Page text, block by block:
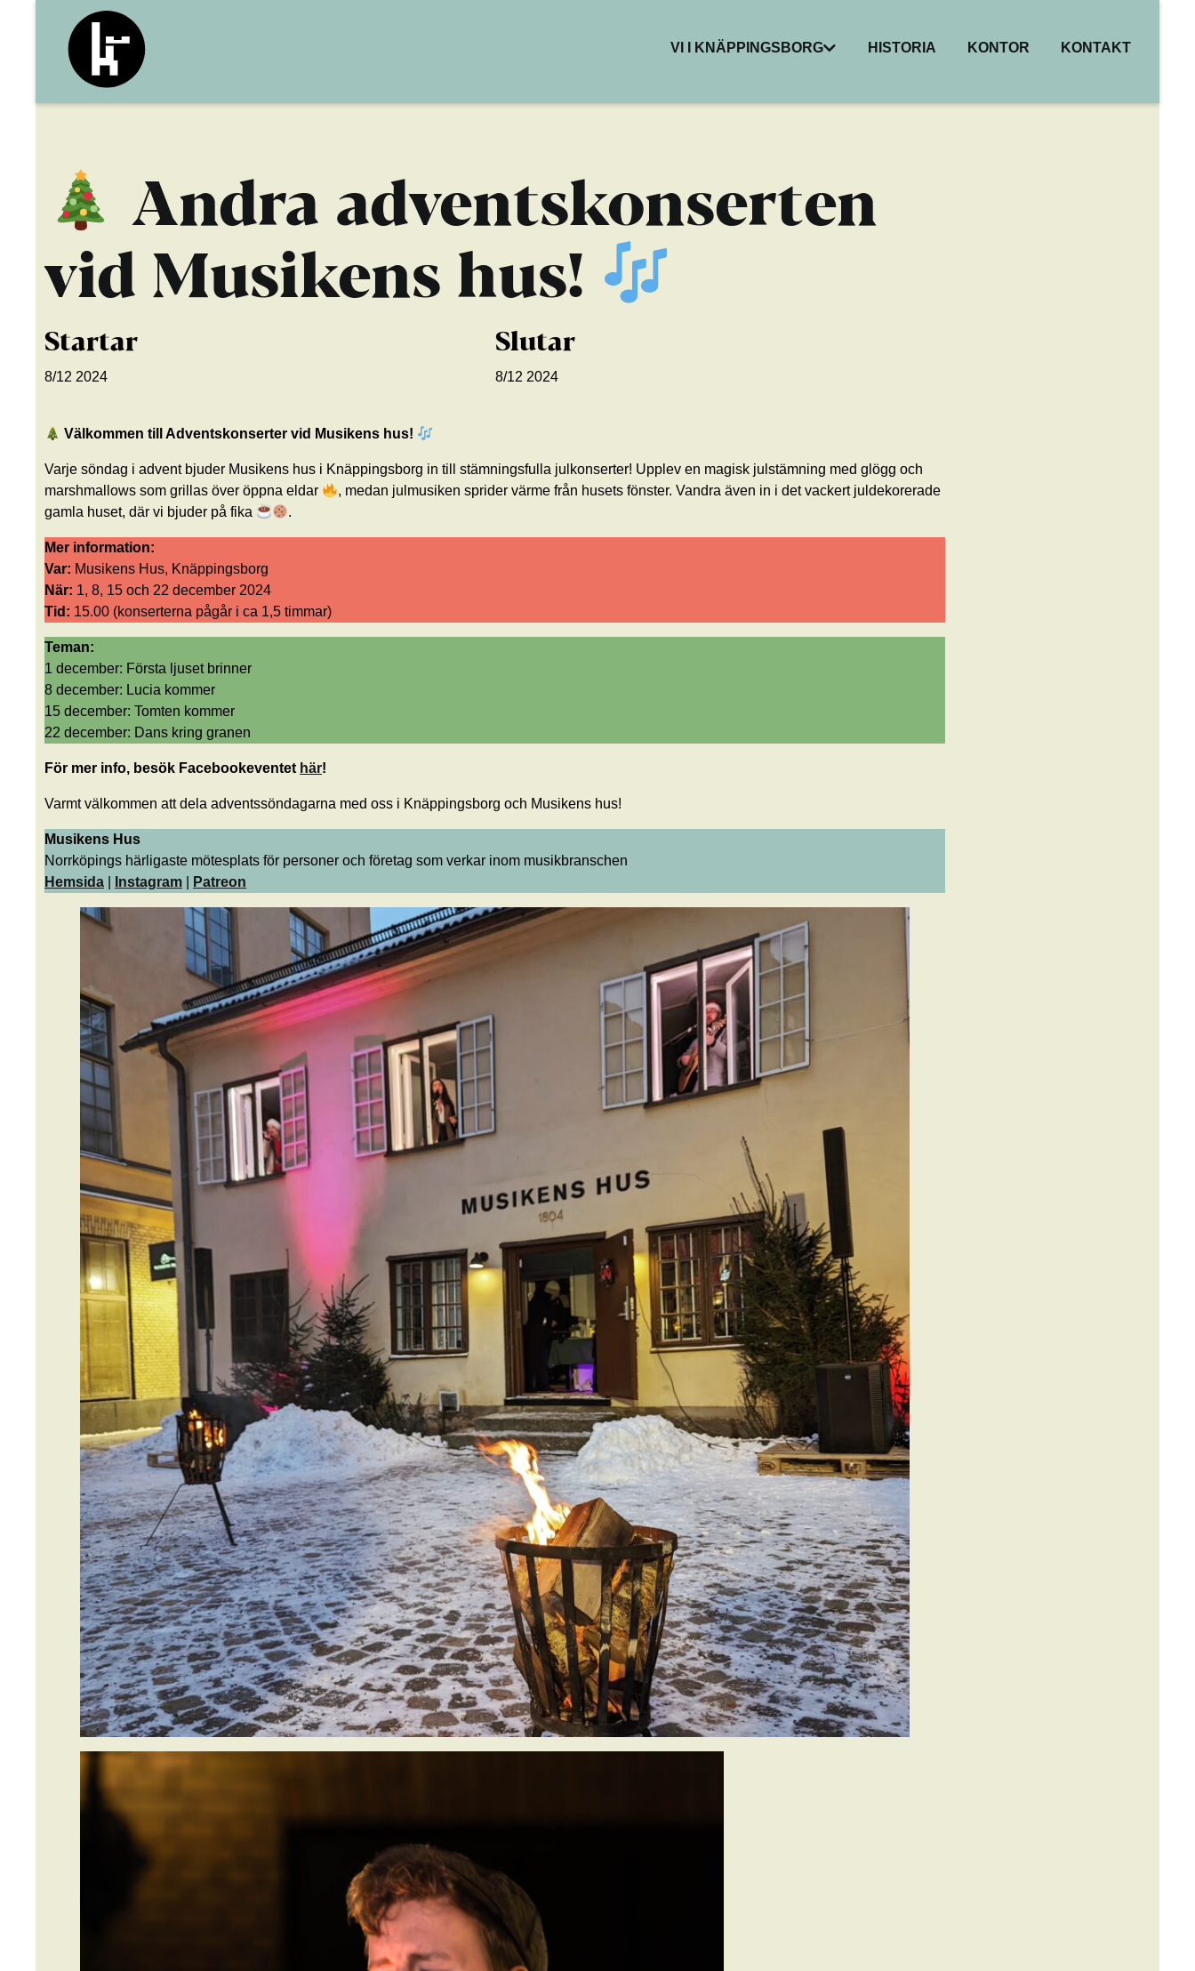
VI I KNÄPPINGSBORG
RESTAURANGER
KREATIVA YTOR
HISTORIA KONTOR KONTAKT
Andra adventskonserten
vid Musikens hus!
Startar
8/12 2024
Slutar
8/12 2024
Välkommen till Adventskonserter vid Musikens hus!
Varje söndag i advent bjuder Musikens hus i Knäppingsborg in till stämningsfulla julkonserter! Upplev en magisk julstämning med glögg och
marshmallows som grillas över öppna eldar
, medan julmusiken sprider värme från husets fönster. Vandra även in i det vackert juldekorerade
gamla huset, där vi bjuder på fika
.
Mer information:
Var: Musikens Hus, Knäppingsborg
När: 1, 8, 15 och 22 december 2024
Tid: 15.00 (konserterna pågår i ca 1,5 timmar)
Teman:
1 december: Första ljuset brinner
8 december: Lucia kommer
15 december: Tomten kommer
22 december: Dans kring granen
För mer info, besök Facebookeventet här!
Varmt välkommen att dela adventssöndagarna med oss i Knäppingsborg och Musikens hus!
Musikens Hus
Norrköpings härligaste mötesplats för personer och företag som verkar inom musikbranschen
Hemsida
Instagram Patreon